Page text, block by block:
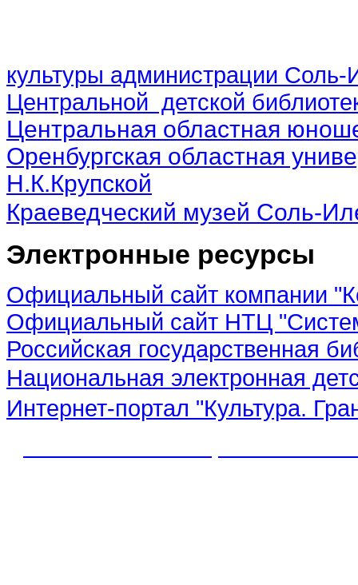
культуры администрации Соль-
Центральной детской
Центральная областная
Оренбургская областная
Н.К.Крупской
Краеведческий музей Соль-
Электронные ресурсы
Официальный сайт компании
Официальный сайт НТЦ
Российская государственная
Национальная электронная
Интернет-портал "Культура.